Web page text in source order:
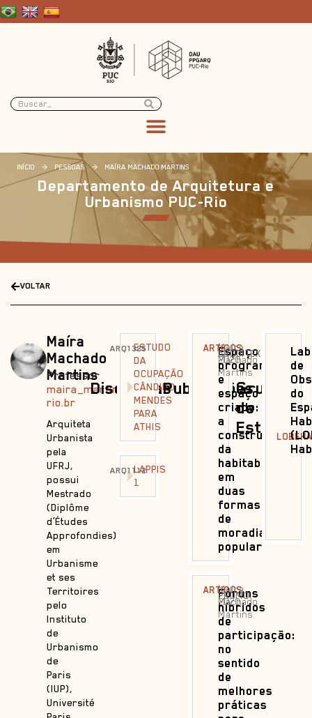
INÍCIO > PESSOAS > MAÍRA MACHADO MARTINS
Departamento de Arquitetura e
Urbanismo PUC-Rio
VOLTAR
Maíra
Machado
Martins
Professor
maira_martins@puc-
rio.br
Arquiteta
Urbanista
pela
UFRJ,
possui
Mestrado
(Diplôme
d’Études
Approfondies)
em
Urbanisme
et ses
Territoires
pelo
Instituto
de
Urbanismo
de
Paris
(IUP),
Université
Disciplinas
ARQ1325ESTUDO
DA
OCUPAÇÃO
CÂNDIDO
MENDES
PARA
ATHIS
ARQ1112LAPPIS
1
Publicações
ARTIGOS
Espaço
programado
e
espaço
criado:
a
construção
da
habitabilidade
em
duas
formas
de
moradia
popular
Maíra
Machado
Martins
|
2020
ARQUITEXTOS
ARTIGOS
Fóruns
híbridos
de
participação:
no
sentido
de
melhores
práticas
Maíra
Machado
Martins
|
2020
PRUMO
Grupos
de
Estudo
de
do